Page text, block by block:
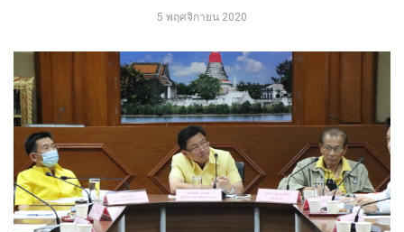
5 พฤศจิกายน 2020